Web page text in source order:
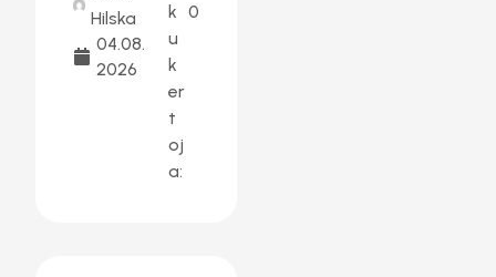
Hilska
04.08.
2026
k
u
k
er
t
oj
a:
0